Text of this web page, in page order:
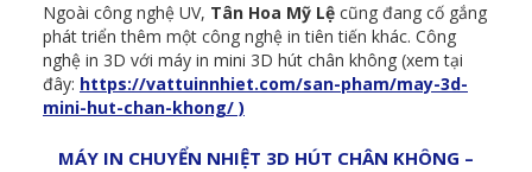
Ngoài công nghệ UV, Tân Hoa Mỹ Lệ cũng đang cố gắng
phát triển thêm một công nghệ in tiên tiến khác. Công
nghệ in 3D với máy in mini 3D hút chân không (xem tại
đây: https://vattuinnhiet.com/san-pham/may-3d-
mini-hut-chan-khong/ )
MÁY IN CHUYỂN NHIỆT 3D HÚT CHÂN KHÔNG –